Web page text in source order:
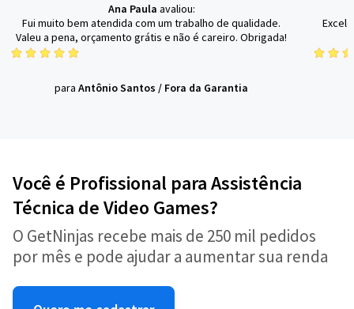
Ana Paula avaliou:
Fui muito bem atendida com um trabalho de qualidade.
Valeu a pena, orçamento grátis e não é careiro. Obrigada!
para Antônio Santos / Fora da Garantia
Você é Profissional para Assistência
Técnica de Video Games?
O GetNinjas recebe mais de 250 mil pedidos
por mês e pode ajudar a aumentar sua renda